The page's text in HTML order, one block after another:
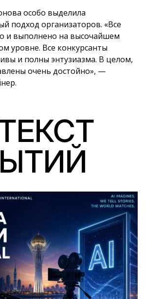
особо выделила
подход организаторов. «Все
и выполнено на высочайшем
уровне. Все конкурсанты
и полны энтузиазма. В целом,
очень достойно», —